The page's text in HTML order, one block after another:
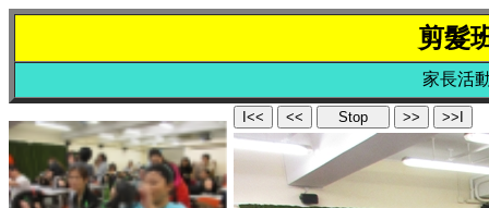
剪髮
家長活